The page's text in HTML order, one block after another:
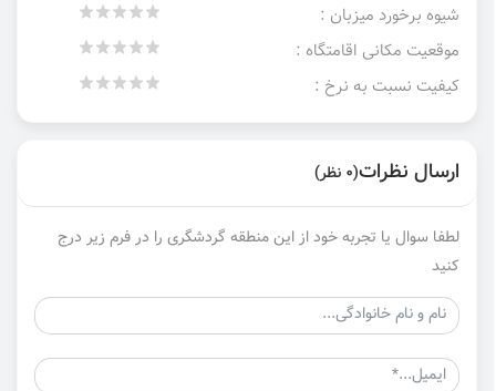
شیوه برخورد میزبان :
موقعیت مکانی اقامتگاه :
کیفیت نسبت به نرخ :
ارسال نظرات(0 نظر)
لطفا سوال یا تجربه خود از این منطقه گردشگری را در فرم زیر درج
کنید